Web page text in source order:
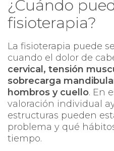
¿Cuándo
fisioterapia?
La fisioterapia puede
cuando el dolor de
cervical, tensión
sobrecarga
hombros y cuello. En
valoración individual
estructuras pueden
problema y qué
tiempo.